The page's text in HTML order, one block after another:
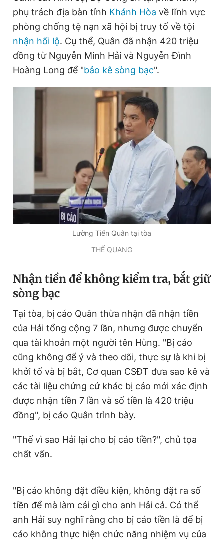
Đọc Thanh Niên trên điện thoại
Liên hệ quảng cáo
0908 780 404
Đặt báo Quảng cáo RSS Tòa soạn Chính sách bảo
Tổng biên tập: Nguyễn Ngọc Toàn
Phó tổng biên tập thường trực: Hải Thành
Phó tổng biên tập: Lâm Hiếu Dũng
Phó tổng biên tập: Trần Việt Hưng
Giấy phép xuất bản số 110/GP - BTTTT cấp ngày 24.3.2020
© 2003-2026 Bản quyền thuộc về Báo Thanh Niên. Cấm sao
bản. Phát triển bởi ePi Technologies, JSC.
phụ trách địa bàn tỉnh Khánh Hòa về lĩnh vực
phòng chống tệ nạn xã hội bị truy tố về tội
nhận hối lộ. Cụ thể, Quân đã nhận 420 triệu
đồng từ Nguyễn Minh Hải và Nguyễn Đình
Hoàng Long để "bảo kê sòng bạc".
Lường Tiến Quân tại tòa
THẾ QUANG
Nhận tiền để không kiểm tra, bắt giữ
sòng bạc
Tại tòa, bị cáo Quân thừa nhận đã nhận tiền
của Hải tổng cộng 7 lần, nhưng được chuyển
qua tài khoản một người tên Hùng. "Bị cáo
cũng không để ý và theo dõi, thực sự là khi bị
khởi tố và bị bắt, Cơ quan CSĐT đưa sao kê và
các tài liệu chứng cứ khác bị cáo mới xác định
được nhận tiền 7 lần và số tiền là 420 triệu
đồng", bị cáo Quân trình bày.
"Thế vì sao Hải lại cho bị cáo tiền?", chủ tọa
chất vấn.
"Bị cáo không đặt điều kiện, không đặt ra số
tiền để mà làm cái gì cho anh Hải cả. Có thể
anh Hải suy nghĩ rằng cho bị cáo tiền là để bị
cáo không thực hiện chức năng nhiệm vụ của